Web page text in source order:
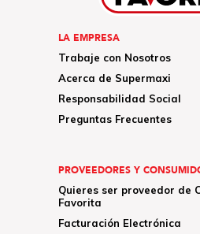
LA EMPRESA
Trabaje con Nosotros
Acerca de Supermaxi
Responsabilidad Social
Preguntas Frecuentes
PROVEEDORES Y
Quieres ser proveedor de
Favorita
Facturación Electrónica